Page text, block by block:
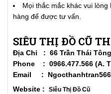
Mọi thắc mắc khác vui
hàng để được tư vấn.
SIÊU THỊ ĐỒ CŨ
Địa Chỉ : 66 Trần Thái Tông.
Phone : 0966.477.566 (A.
Email :
Website : Siêu Thị Đồ Cũ